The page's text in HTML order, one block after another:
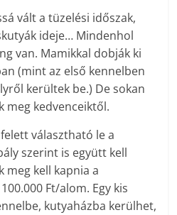
vált a tüzelési időszak,
ideje… Mindenhol
van. Mamikkal dobják ki
(mint az első kennelben
kerültek be.) De sokan
meg kedvenceiktől.
választható le a
szerint is együtt kell
meg kell kapnia a
Ft/alom. Egy kis
kutyaházba kerülhet,